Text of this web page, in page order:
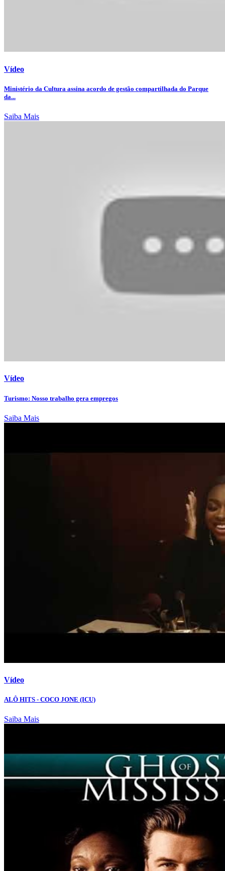
Vídeo
Ministério da Cultura assina acordo de gestão compartilhada do Parque
da...
Saiba Mais
Vídeo
Turismo: Nosso trabalho gera empregos
Saiba Mais
Vídeo
ALÔ HITS - COCO JONE (ICU)
Saiba Mais